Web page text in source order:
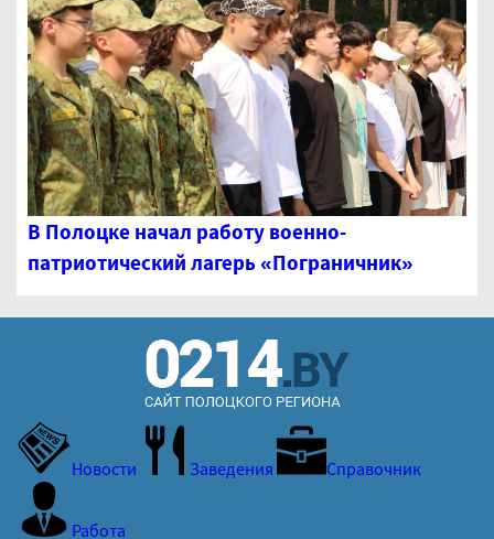
В Полоцке начал работу военно-
патриотический лагерь «Пограничник»
Новости Заведения Справочник
Работа